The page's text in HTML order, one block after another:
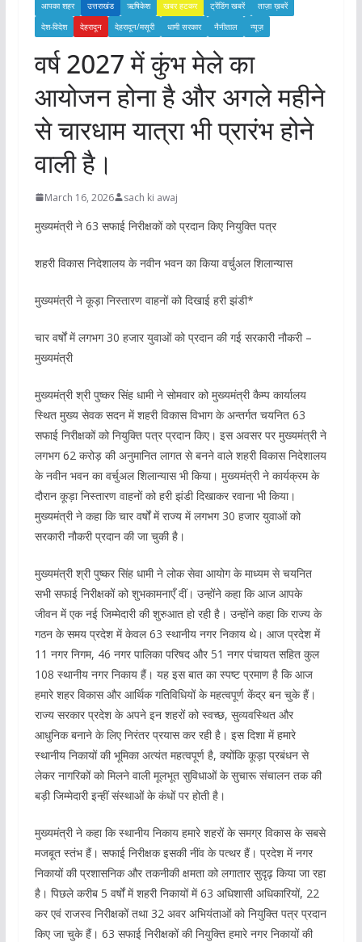
आपका शहर उत्तराखंड ऋषिकेश खबर हटकर ट्रेंडिंग खबरें
ताज़ा ख़बरें
देश-विदेश
देहरादून देहरादून/मसूरी धामी सरकार नैनीताल न्यूज़
वर्ष 2027 में कुंभ मेले का
आयोजन होना है और अगले महीने
से चारधाम यात्रा भी प्रारंभ होने
वाली है।
March 16, 2026 sach ki awaj
मुख्यमंत्री ने 63 सफाई निरीक्षकों को प्रदान किए नियुक्ति पत्र
शहरी विकास निदेशालय के नवीन भवन का किया वर्चुअल शिलान्यास
मुख्यमंत्री ने कूड़ा निस्तारण वाहनों को दिखाई हरी झंडी*
चार वर्षों में लगभग 30 हजार युवाओं को प्रदान की गई सरकारी नौकरी –
मुख्यमंत्री
मुख्यमंत्री श्री पुष्कर सिंह धामी ने सोमवार को मुख्यमंत्री कैम्प कार्यालय
स्थित मुख्य सेवक सदन में शहरी विकास विभाग के अन्तर्गत चयनित 63
सफाई निरीक्षकों को नियुक्ति पत्र प्रदान किए। इस अवसर पर मुख्यमंत्री ने
लगभग 62 करोड़ की अनुमानित लागत से बनने वाले शहरी विकास निदेशालय
के नवीन भवन का वर्चुअल शिलान्यास भी किया। मुख्यमंत्री ने कार्यक्रम के
दौरान कूड़ा निस्तारण वाहनों को हरी झंडी दिखाकर रवाना भी किया।
मुख्यमंत्री ने कहा कि चार वर्षों में राज्य में लगभग 30 हजार युवाओं को
सरकारी नौकरी प्रदान की जा चुकी है।
मुख्यमंत्री श्री पुष्कर सिंह धामी ने लोक सेवा आयोग के माध्यम से चयनित
सभी सफाई निरीक्षकों को शुभकामनाएँ दीं। उन्होंने कहा कि आज आपके
जीवन में एक नई जिम्मेदारी की शुरुआत हो रही है। उन्होंने कहा कि राज्य के
गठन के समय प्रदेश में केवल 63 स्थानीय नगर निकाय थे। आज प्रदेश में
11 नगर निगम, 46 नगर पालिका परिषद और 51 नगर पंचायत सहित कुल
108 स्थानीय नगर निकाय हैं। यह इस बात का स्पष्ट प्रमाण है कि आज
हमारे शहर विकास और आर्थिक गतिविधियों के महत्वपूर्ण केंद्र बन चुके हैं।
राज्य सरकार प्रदेश के अपने इन शहरों को स्वच्छ, सुव्यवस्थित और
आधुनिक बनाने के लिए निरंतर प्रयास कर रही है। इस दिशा में हमारे
स्थानीय निकायों की भूमिका अत्यंत महत्वपूर्ण है, क्योंकि कूड़ा प्रबंधन से
लेकर नागरिकों को मिलने वाली मूलभूत सुविधाओं के सुचारू संचालन तक की
बड़ी जिम्मेदारी इन्हीं संस्थाओं के कंधों पर होती है।
मुख्यमंत्री ने कहा कि स्थानीय निकाय हमारे शहरों के समग्र विकास के सबसे
मजबूत स्तंभ हैं। सफाई निरीक्षक इसकी नींव के पत्थर हैं। प्रदेश में नगर
निकायों की प्रशासनिक और तकनीकी क्षमता को लगातार सुदृढ़ किया जा रहा
है। पिछले करीब 5 वर्षों में शहरी निकायों में 63 अधिशासी अधिकारियों, 22
कर एवं राजस्व निरीक्षकों तथा 32 अवर अभियंताओं को नियुक्ति पत्र प्रदान
किए जा चुके हैं। 63 सफाई निरीक्षकों की नियुक्ति हमारे नगर निकायों की